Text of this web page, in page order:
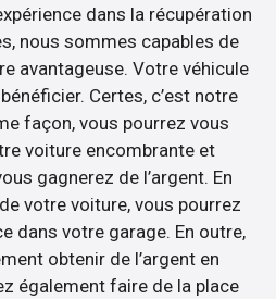
dans la récupération
nous sommes capables de
avantageuse. Votre véhicule
Certes, c’est notre
façon, vous pourrez vous
voiture encombrante et
gagnerez de l’argent. En
votre voiture, vous pourrez
dans votre garage. En outre,
obtenir de l’argent en
également faire de la place